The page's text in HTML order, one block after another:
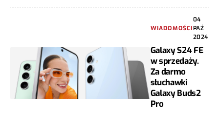
WIADOMOŚCI
04
PAŹ
2024
Galaxy S24 FE
w sprzedaży.
Za darmo
słuchawki
Galaxy Buds2
Pro